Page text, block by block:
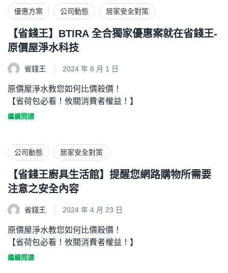
優惠方案 公司動態 居家安全對策
【省錢王】BTIRA 全合獨家優惠案就在省錢王-
原價屋淨水科技
省錢王 2024 年 8 月 1 日
原價屋淨水教您如何比價殺價！
【省荷包必看！攸關消費者權益！】
繼續閱讀
公司動態 居家安全對策
【省錢王廚具生活館】提醒您網路購物所需要
注意之安全內容
省錢王 2024 年 4 月 23 日
原價屋淨水教您如何比價殺價！
【省荷包必看！攸關消費者權益！】
繼續閱讀